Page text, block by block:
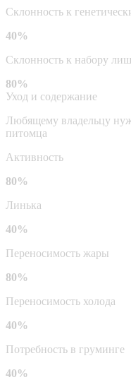
Склонность к
40%
Склонность к набору
80%
Уход и содержание
Любящему владельцу
питомца
Активность
80%
Линька
40%
Переносимость жары
80%
Переносимость холода
40%
Потребность в груминге
40%